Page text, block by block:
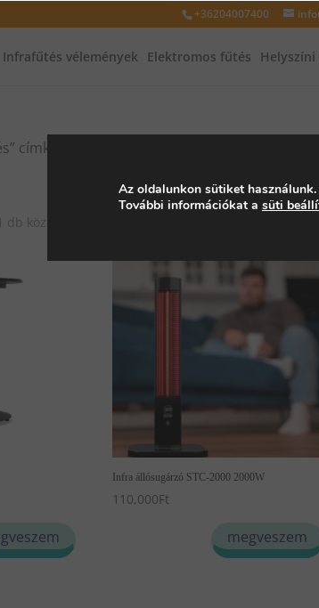
+36204007400
Infrafűtés vélemények Elektromos fűtés Helyszíni
címkével rendelkező termékek
közül
Infra állósugárzó STC-2000 2000W
110,000Ft
megveszem
Az oldalunkon sütiket használunk.
További információkat a süti